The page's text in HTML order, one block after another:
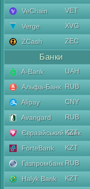
VeChain
VET
Verge
XVG
ZCash
ZEC
Банки
A-Bank
UAH
Альфа-Банк RUB
Alipay
CNY
Avangard
RUB
Євразійський банк
KZT
ForteBank
KZT
Газпромбанк RUB
Halyk Bank
KZT